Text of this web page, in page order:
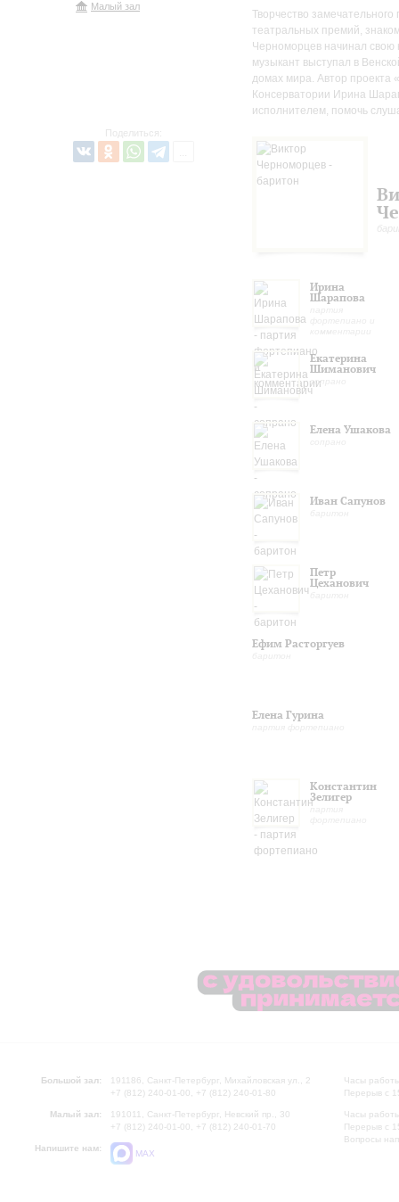
Малый зал
Поделиться:
Творчество
театральных премий,
Черноморцев начинал свою
музыкант выступал в
домах мира. Автор проекта
Консерватории Ирина
исполнителем, помочь
Ирина
Шарапова
Екатерина
Шиманович
сопрано
Елена Ушакова
Иван Сапунов
Петр
Цеханович
Ефим Расторгуев
Елена Гурина
Константин
Зелигер
партия
Большой зал:
191186, Санкт-Петербург, Михайловская ул., 2
+7 (812) 240-01-00, +7 (812) 240-01-80
Малый зал:
191011, Санкт-Петербург, Невский пр., 30
+7 (812) 240-01-00, +7 (812) 240-01-70
Напишите нам:
MAX
Часы
Перерыв с
Часы
Перерыв с
Вопросы